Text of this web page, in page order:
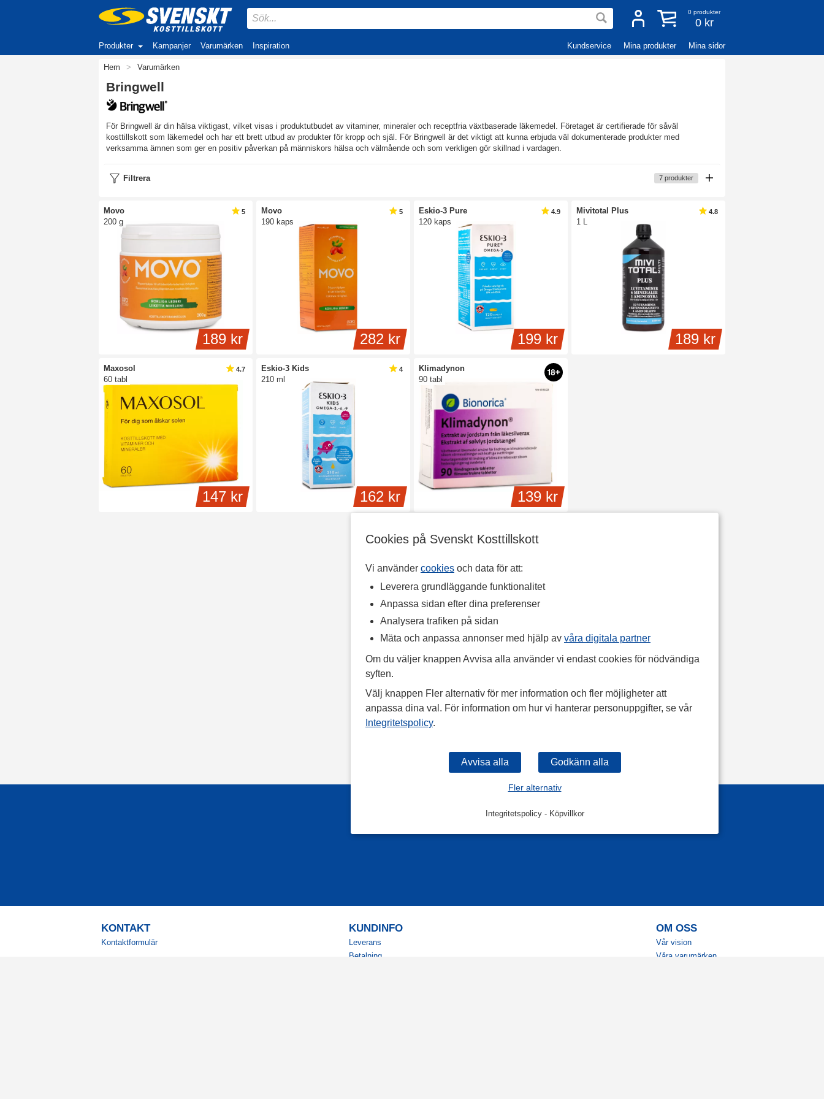
Cookies på Svenskt Kosttillskott
Vi använder cookies och data för att:
Leverera grundläggande funktionalitet
Anpassa sidan efter dina preferenser
Analysera trafiken på sidan
Mäta och anpassa annonser med hjälp av våra digitala partner
Om du väljer knappen Avvisa alla använder vi endast cookies för nödvändiga
syften.
Välj knappen Fler alternativ för mer information och fler möjligheter att
anpassa dina val. För information om hur vi hanterar personuppgifter, se vår
Integritetspolicy.
Fler alternativ
Integritetspolicy- Köpvillkor
0 produkter
0 kr
Produkter Kampanjer Varumärken Inspiration Kundservice Mina produkter Mina sidor
Hem > Varumärken
Bringwell
För Bringwell är din hälsa viktigast, vilket visas i produktutbudet av vitaminer, mineraler och receptfria växtbaserade läkemedel. Företaget är certifierade för såväl
kosttillskott som läkemedel och har ett brett utbud av produkter för kropp och själ. För Bringwell är det viktigt att kunna erbjuda väl dokumenterade produkter med
verksamma ämnen som ger en positiv påverkan på människors hälsa och välmående och som verkligen gör skillnad i vardagen.
Filtrera 7 produkter
Movo
200 g
189 kr
5
Movo
190 kaps
282 kr
5
Eskio-3 Pure
120 kaps
199 kr
4.9
Mivitotal Plus
1 L
189 kr
4.8
Maxosol
60 tabl
147 kr
4.7
Eskio-3 Kids
210 ml
162 kr
4
Klimadynon
90 tabl
139 kr
KONTAKT
Kontaktformulär
KUNDINFO
Leverans
Betalning
OM OSS
Vår vision
Våra varumärken